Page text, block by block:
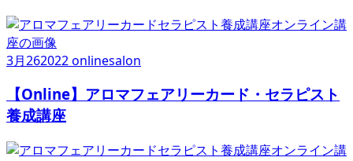
3月262022onlinesalon
【Online】アロマフェアリーカード・セラピスト
養成講座